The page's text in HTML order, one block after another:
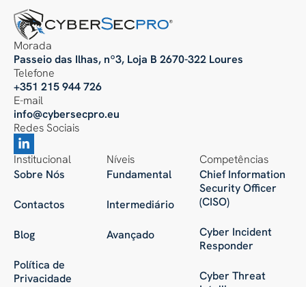
Morada
Passeio das Ilhas, nº3, Loja B 2670-322 Loures
Telefone
+351 215 944 726
E-mail
info@cybersecpro.eu
Redes Sociais
Institucional
Sobre Nós
Contactos
Blog
Política de
Privacidade
Níveis
Fundamental
Intermediário
Avançado
Competências
Chief Information
Security Officer
(CISO)
Cyber Incident
Responder
Cyber Threat